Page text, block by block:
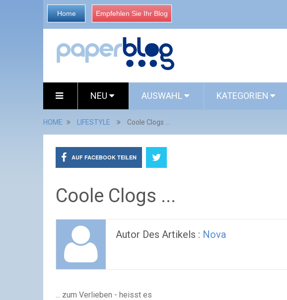
Home Empfehlen Sie Ihr Blog
NEU AUSWAHL KATEGORIEN
HOME LIFESTYLE Coole Clogs ...
AUF FACEBOOK TEILEN
Coole Clogs ...
Autor Des Artikels : Nova
... zum Verlieben - heisst es